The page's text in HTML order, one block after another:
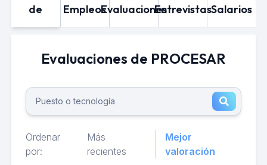
de
EmpleosEvaluacionesEntrevistasSalarios
Evaluaciones de PROCESAR
Ordenar
por:
Más
recientes
Mejor
valoración